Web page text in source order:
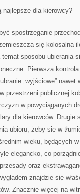
najlepsze dla kierowcy?
spostrzeganie
się kolosalna
sposobu ubierania
Pierwsza
„wyjściowe”
przestrzeni publicznej
w powyciąganych
dla kierowców. Drugie
ubioru, żeby się w
wieku, będących w
elegancko, co
oraz
znajdzie się
Znacznie więcej na